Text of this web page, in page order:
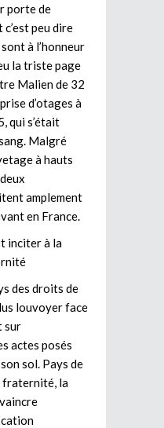
porte de
peu dire
à l’honneur
la triste page
Malien de 32
d’otages à
qui s’était
Malgré
à hauts
amplement
en France.
inciter à la
des droits de
louvoyer face
sur
actes posés
sol. Pays de
fraternité, la